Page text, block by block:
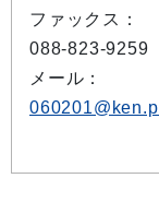
ファックス：
088-823-9259
メール：